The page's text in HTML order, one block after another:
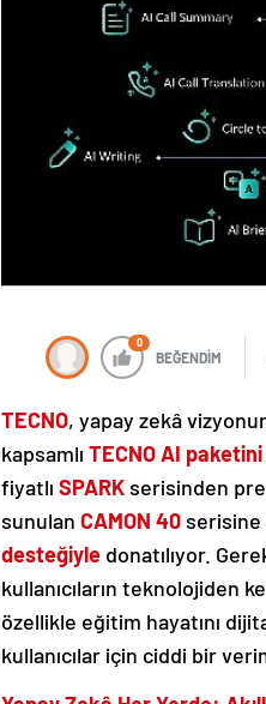
0
BEĞENDİM
TECNO, yapay zekâ
kapsamlı TECNO AI paketini
fiyatlı SPARK serisinden
sunulan CAMON 40 serisine
desteğiyle donatılıyor.
kullanıcıların teknolojiden
özellikle eğitim hayatını
kullanıcılar için ciddi bir